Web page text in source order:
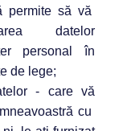
permite să vă
datelor
personal în
de lege;
- care vă
cu